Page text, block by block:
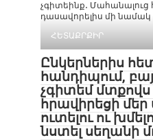
չգիտեինք․
դասավորելիս մի նամակ
ՀԵՏԱՔՐՔԻՐ
Ընկերներիս
հանդիպում,
չգիտեմ
հրավիրեցի մեր
ուտելու ու
նստել սեղանի